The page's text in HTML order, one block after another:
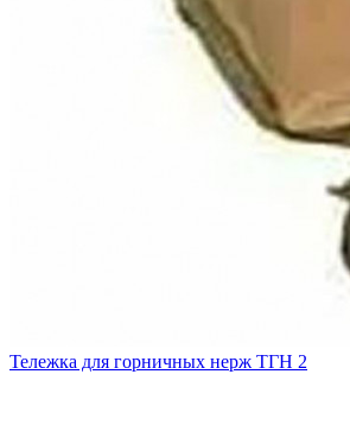
Тележка для горничных нерж ТГН 2